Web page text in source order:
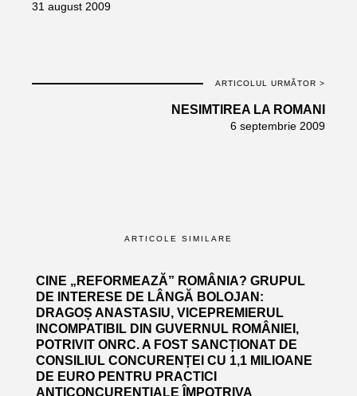
31 august 2009
ARTICOLUL URMĂTOR >
NESIMTIREA LA ROMANI
6 septembrie 2009
ARTICOLE SIMILARE
CINE „REFORMEAZĂ” ROMÂNIA? GRUPUL
DE INTERESE DE LÂNGĂ BOLOJAN:
DRAGOȘ ANASTASIU, VICEPREMIERUL
INCOMPATIBIL DIN GUVERNUL ROMÂNIEI,
POTRIVIT ONRC. A FOST SANCȚIONAT DE
CONSILIUL CONCURENȚEI CU 1,1 MILIOANE
DE EURO PENTRU PRACTICI
ANTICONCURENȚIALE ÎMPOTRIVA